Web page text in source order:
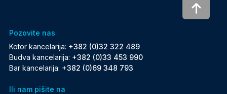
Pozovite nas
Kotor kancelarija: +382 (0)32 322 489
Budva kancelarija: +382 (0)33 453 990
Bar kancelarija: +382 (0)69 348 793
Ili nam pišite na
To